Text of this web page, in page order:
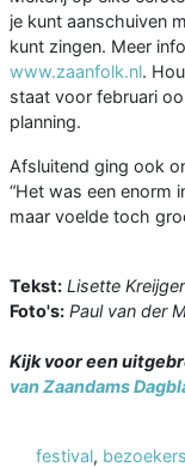
je kunt aanschuiven
kunt zingen. Meer
www.zaanfolk.nl.
staat voor februari
planning.
Afsluitend ging ook
“Het was een enorm
maar voelde toch
Tekst: Lisette Kreijger
Foto's: Paul van der
Kijk voor een
van Zaandams
festival, bezoekers